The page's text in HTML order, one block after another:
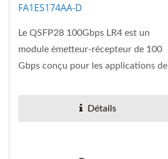
FA1ES174AA-D
Le QSFP28 100Gbps LR4 est un
module émetteur-récepteur de 100
Gbps conçu pour les applications de
Détails